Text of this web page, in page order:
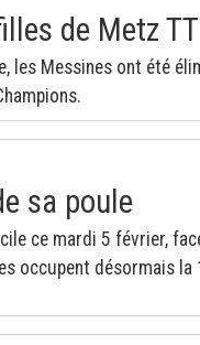
de Metz TT
les Messines ont été
sa poule
ce mardi 5 février,
occupent désormais la